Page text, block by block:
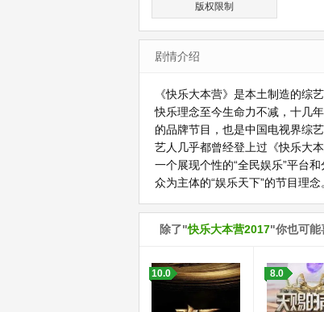
版权限制
剧情介绍
《快乐大本营》是本土制造的综
快乐理念至今生命力不减，十几
的品牌节目，也是中国电视界综
艺人几乎都曾经登上过《快乐大
一个展现个性的“全民娱乐”平台
众为主体的“娱乐天下”的节目理念
除了"快乐大本营2017"你也可能
10.0 8.0